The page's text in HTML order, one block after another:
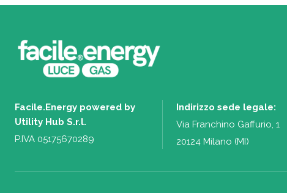
Facile.Energy powered by
Utility Hub S.r.l.
P.IVA 05175670289
Indirizzo sede legale:
Via Franchino Gaffurio, 1
20124 Milano (MI)